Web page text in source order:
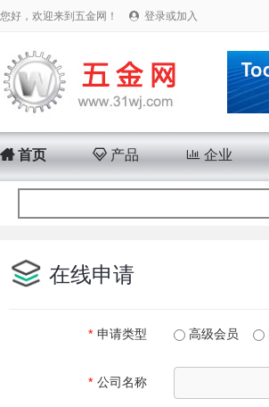
您好，欢迎来到五金网！  登录或加入
首页 产品 企业
在线申请
* 申请类型 高级会员
* 公司名称